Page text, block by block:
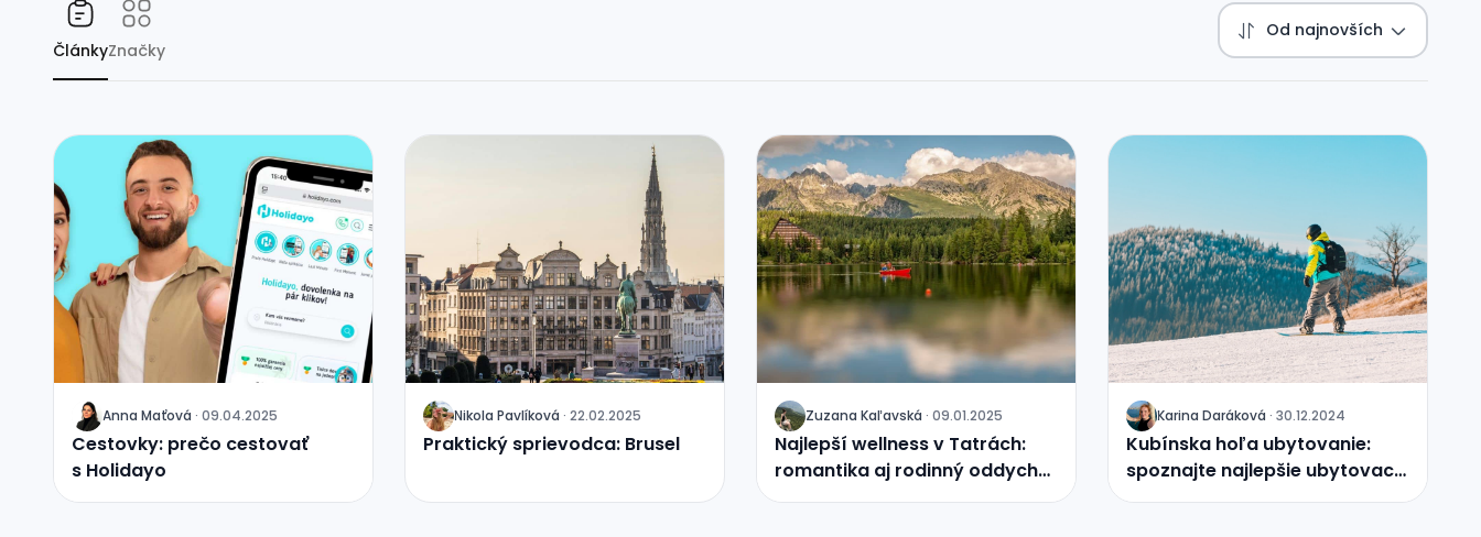
ČlánkyZnačky
Od najnovších
J Anna Maťová · 09.04.2025
Cestovky: prečo cestovať
s Holidayo
J Nikola Pavlíková · 22.02.2025
Praktický sprievodca: Brusel
J Zuzana Kaľavská · 09.01.2025
Najlepší wellness v Tatrách:
romantika aj rodinný oddych
pod štítmi
J Karina Daráková · 30.12.2024
Kubínska hoľa ubytovanie:
spoznajte najlepšie ubytovacie
zariadenia v stredisku